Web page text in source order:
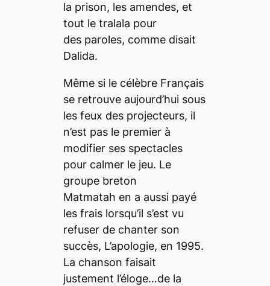
la prison, les amendes, et
tout le tralala pour
des paroles, comme disait
Dalida.
Même si le célèbre Français
se retrouve aujourd’hui sous
les feux des projecteurs, il
n’est pas le premier à
modifier ses spectacles
pour calmer le jeu. Le
groupe breton
Matmatah en a aussi payé
les frais lorsqu’il s’est vu
refuser de chanter son
succès, L’apologie, en 1995.
La chanson faisait
justement l’éloge…de la